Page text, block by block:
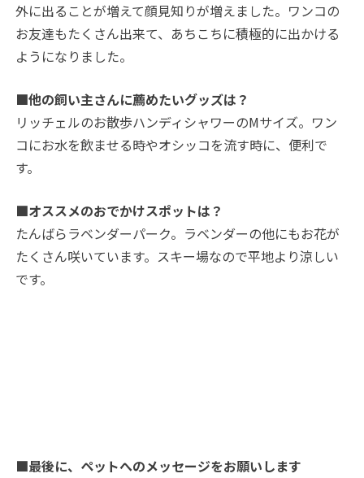
外に出ることが増えて顔見知りが増えました。ワンコの
お友達もたくさん出来て、あちこちに積極的に出かける
ようになりました。
■他の飼い主さんに薦めたいグッズは？
リッチェルのお散歩ハンディシャワーのMサイズ。ワン
コにお水を飲ませる時やオシッコを流す時に、便利で
す。
■オススメのおでかけスポットは？
たんばらラベンダーパーク。ラベンダーの他にもお花が
たくさん咲いています。スキー場なので平地より涼しい
です。
■最後に、ペットへのメッセージをお願いします